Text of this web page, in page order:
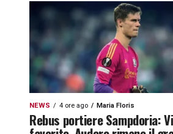
NEWS 4 ore ago Maria Floris
Rebus portiere Sampdoria: